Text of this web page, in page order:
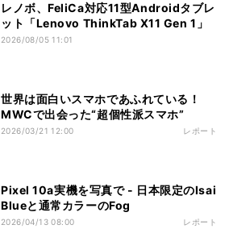
レノボ、FeliCa対応11型Androidタブレ
ット「Lenovo ThinkTab X11 Gen 1」
2026/08/05 11:01
世界は面白いスマホであふれている！
MWCで出会った“超個性派スマホ”
2026/03/21 12:00 レポート
Pixel 10a実機を写真で - 日本限定のIsai
Blueと通常カラーのFog
2026/04/13 08:00 レポート